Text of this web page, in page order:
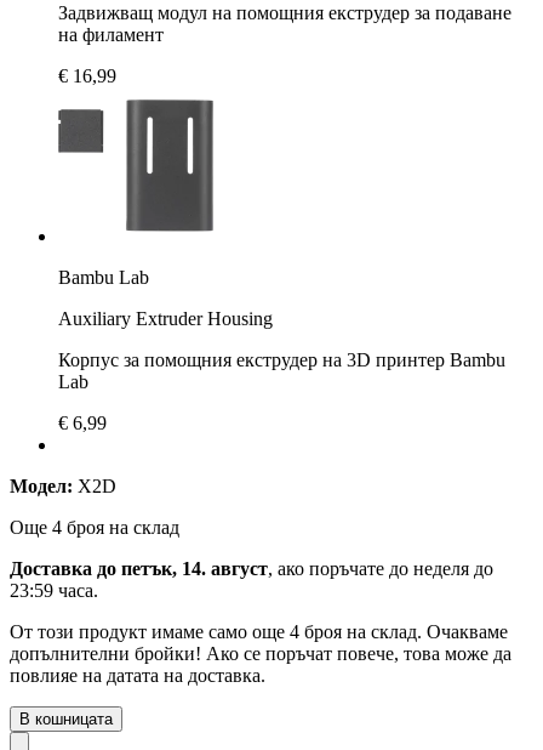
Задвижващ модул на помощния екструдер за подаване
на филамент
€ 16,99
Bambu Lab
Auxiliary Extruder Housing
Корпус за помощния екструдер на 3D принтер Bambu
Lab
€ 6,99
Модел: X2D
Още 4 броя на склад
Доставка до петък, 14. август, ако поръчате до неделя до
23:59 часа.
От този продукт имаме само още 4 броя на склад. Очакваме
допълнителни бройки! Ако се поръчат повече, това може да
повлияе на датата на доставка.
В кошницата